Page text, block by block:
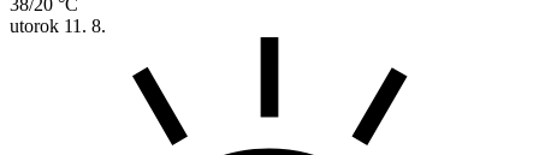
utorok 11. 8.